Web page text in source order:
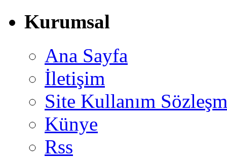
Kurumsal
Ana Sayfa
İletişim
Site Kullanım
Künye
Rss